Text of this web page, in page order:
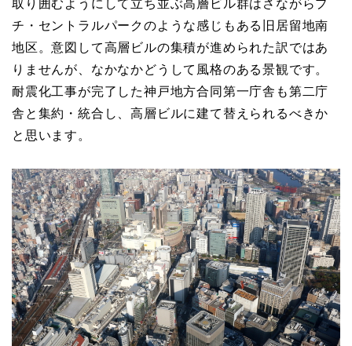
取り囲むようにして立ち並ぶ高層ビル群はさながらプ
チ・セントラルパークのような感じもある旧居留地南
地区。意図して高層ビルの集積が進められた訳ではあ
りませんが、なかなかどうして風格のある景観です。
耐震化工事が完了した神戸地方合同第一庁舎も第二庁
舎と集約・統合し、高層ビルに建て替えられるべきか
と思います。